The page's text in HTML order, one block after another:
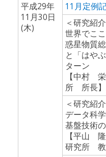
平成29年
11月30日
(木)
11月定例
＜研究紹
世界でこ
惑星物質
と「はや
ターン
【中村
所 所長】
＜研究紹
データ科
基盤技術
【平山
研究所 教